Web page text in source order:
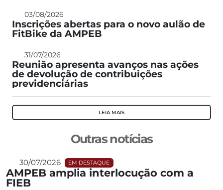
03/08/2026
Inscrições abertas para o novo aulão de
FitBike da AMPEB
31/07/2026
Reunião apresenta avanços nas ações
de devolução de contribuições
previdenciárias
LEIA MAIS
Outras notícias
30/07/2026 EM DESTAQUE
AMPEB amplia interlocução com a
FIEB